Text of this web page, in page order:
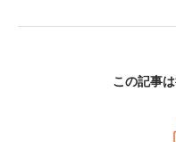
この記事